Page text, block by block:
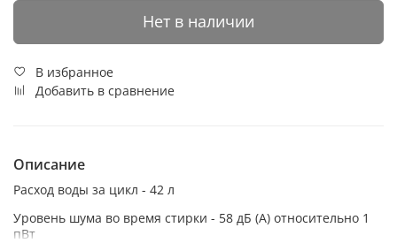
Нет в наличии
В избранное
Добавить в сравнение
Описание
Расход воды за цикл - 42 л
Уровень шума во время стирки - 58 дБ (А) относительно 1
пВт